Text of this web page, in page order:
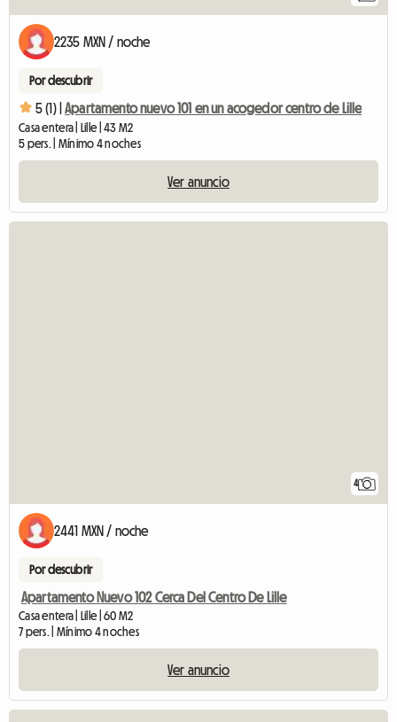
2235 MXN / noche
Por descubrir
5 (1) | Apartamento nuevo 101 en un acogedor centro de Lille
Casa entera | Lille | 43 M2
5 pers. | Mínimo 4 noches
Ver anuncio
4
2441 MXN / noche
Por descubrir
Apartamento Nuevo 102 Cerca Del Centro De Lille
Casa entera | Lille | 60 M2
7 pers. | Mínimo 4 noches
Ver anuncio